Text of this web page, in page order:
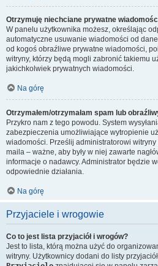
Otrzymuję niechciane prywatne
W panelu użytkownika możesz, określając
automatyczne usuwanie wiadomości od
od kogoś obraźliwe prywatne wiadomości,
witryny, którzy będą mogli zabronić takiemu
jakichkolwiek prywatnych wiadomości.
Na górę
Otrzymałem/otrzymałam spam lub
Przykro nam z tego powodu. System
zabezpieczenia umożliwiające wytropienie
wiadomości. Prześlij administratorowi
maila – ważne, aby były w niej zawarte
informacje o nadawcy. Administrator będzie
odpowiednie działania.
Na górę
Przyjaciele i wrogowie
Co to jest lista przyjaciół i wrogów?
Jest to lista, którą można użyć do
witryny. Użytkownicy dodani do listy